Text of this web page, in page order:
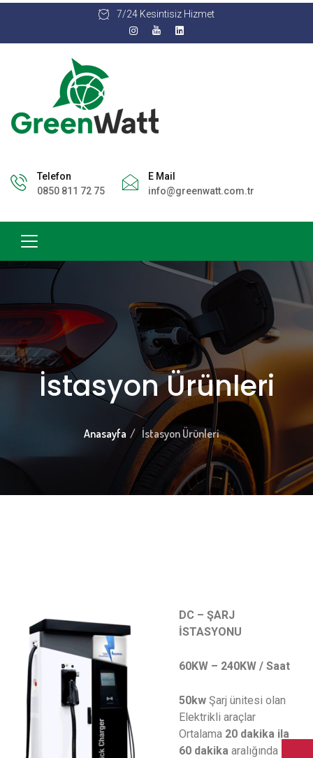
7/24 Kesintisiz Hizmet
Telefon
0850 811 72 75
E Mail
info@greenwatt.com.tr
İstasyon Ürünleri
Anasayfa İstasyon Ürünleri
DC – ŞARJ
İSTASYONU
60KW – 240KW / Saat
50kw Şarj ünitesi olan
Elektrikli araçlar
Ortalama 20 dakika ila
60 dakika aralığında sarj